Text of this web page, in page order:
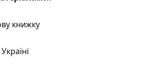
книжку